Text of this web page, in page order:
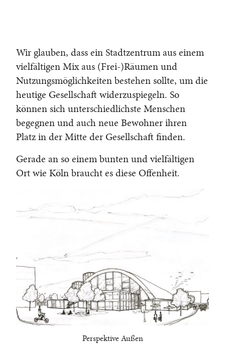
Wir glauben, dass ein Stadtzentrum aus einem
vielfältigen Mix aus (Frei-)Räumen und
Nutzungsmöglichkeiten bestehen sollte, um die
heutige Gesellschaft widerzuspiegeln. So
können sich unterschiedlichste Menschen
begegnen und auch neue Bewohner ihren
Platz in der Mitte der Gesellschaft finden.
Gerade an so einem bunten und vielfältigen
Ort wie Köln braucht es diese Offenheit.
Perspektive Außen